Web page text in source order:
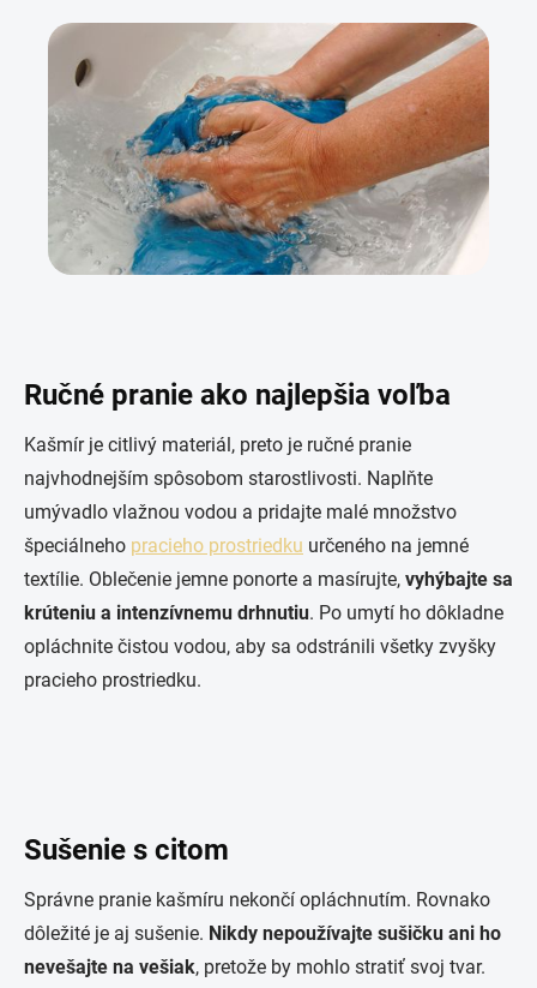
Ručné pranie ako najlepšia voľba
Kašmír je citlivý materiál, preto je ručné pranie
najvhodnejším spôsobom starostlivosti. Naplňte
umývadlo vlažnou vodou a pridajte malé množstvo
špeciálneho pracieho prostriedku určeného na jemné
textílie. Oblečenie jemne ponorte a masírujte, vyhýbajte sa
krúteniu a intenzívnemu drhnutiu. Po umytí ho dôkladne
opláchnite čistou vodou, aby sa odstránili všetky zvyšky
pracieho prostriedku.
Sušenie s citom
Správne pranie kašmíru nekončí opláchnutím. Rovnako
dôležité je aj sušenie. Nikdy nepoužívajte sušičku ani ho
nevešajte na vešiak, pretože by mohlo stratiť svoj tvar.